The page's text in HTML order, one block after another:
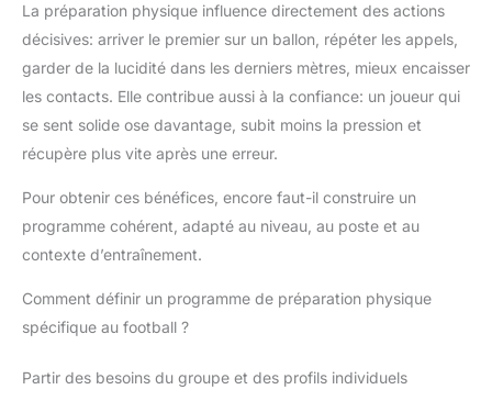
La préparation physique influence directement des actions
décisives: arriver le premier sur un ballon, répéter les appels,
garder de la lucidité dans les derniers mètres, mieux encaisser
les contacts. Elle contribue aussi à la confiance: un joueur qui
se sent solide ose davantage, subit moins la pression et
récupère plus vite après une erreur.
Pour obtenir ces bénéfices, encore faut-il construire un
programme cohérent, adapté au niveau, au poste et au
contexte d’entraînement.
Comment définir un programme de préparation physique
spécifique au football ?
Partir des besoins du groupe et des profils individuels